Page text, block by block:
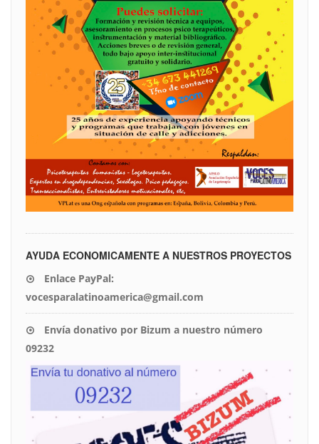
AYUDA ECONOMICAMENTE A NUESTROS PROYECTOS
Enlace PayPal:
vocesparalatinoamerica@gmail.com
Envía donativo por Bizum a nuestro número
09232